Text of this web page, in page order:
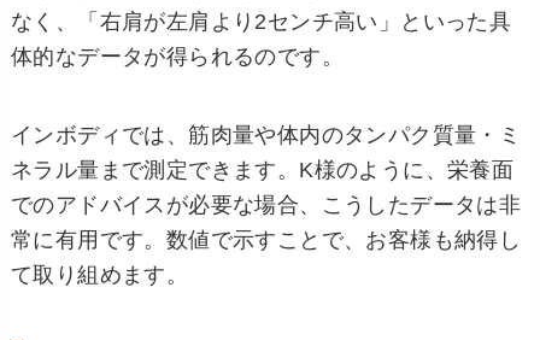
なく、「右肩が左肩より2センチ高い」といった具
体的なデータが得られるのです。
インボディでは、筋肉量や体内のタンパク質量・ミ
ネラル量まで測定できます。K様のように、栄養面
でのアドバイスが必要な場合、こうしたデータは非
常に有用です。数値で示すことで、お客様も納得し
て取り組めます。